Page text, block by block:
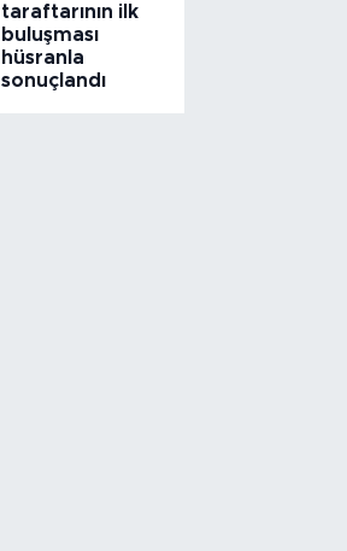
taraftarının ilk
buluşması
hüsranla
sonuçlandı